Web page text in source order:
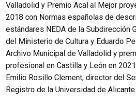
Valladolid y Premio Acal al Mejor
2018 con Normas españolas de
estándares NEDA de la Subdirección
del Ministerio de Cultura y Eduardo
Archivo Municipal de Valladolid y
profesional en Castilla y León en
Emilio Rosillo Clement, director del
Registro de la Universidad de Alicante.